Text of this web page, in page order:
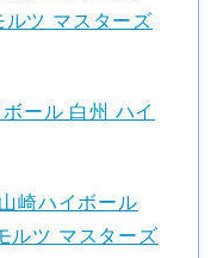
ツ マスターズ
ール 白州 ハイ
崎ハイボール
ルツ マスターズ